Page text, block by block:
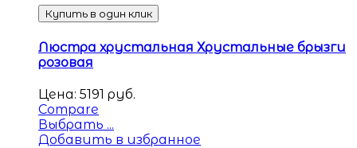
Купить в один клик
Люстра хрустальная Хрустальные брызги
розовая
Цена: 5191 руб.
Compare
Выбрать ...
Добавить в избранное